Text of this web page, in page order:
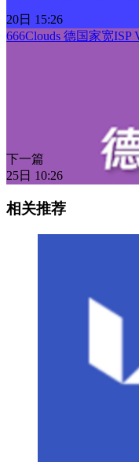
20日 15:26
666Clouds 德国家宽
下一篇
25日 10:26
相关推荐